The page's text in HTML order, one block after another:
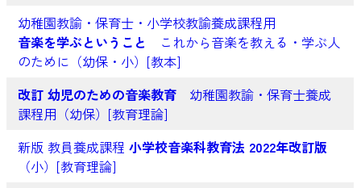
幼稚園教諭・保育士・小学校教諭養成課程用
音楽を学ぶということ
これから音楽を教える・学ぶ人
のために（幼保・小）[教本]
改訂 幼児のための音楽教育幼稚園教諭・保育士養成
課程用（幼保）[教育理論]
新版 教員養成課程 小学校音楽科教育法 2022年改訂版
（小）[教育理論]